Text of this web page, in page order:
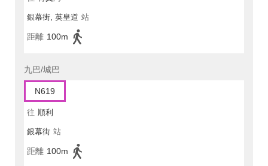
銀幕街, 英皇道 站
距離 100m
九巴/城巴
N619
往 順利
銀幕街 站
距離 100m